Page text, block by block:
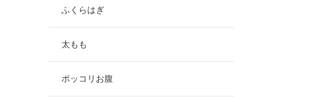
ふくらはぎ
太もも
ポッコリお腹